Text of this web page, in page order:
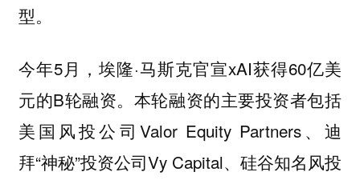
型。
今年5月，埃隆·马斯克官宣xAI获得60亿美
元的B轮融资。本轮融资的主要投资者包括
美国风投公司Valor Equity Partners、迪
拜“神秘”投资公司Vy Capital、硅谷知名风投